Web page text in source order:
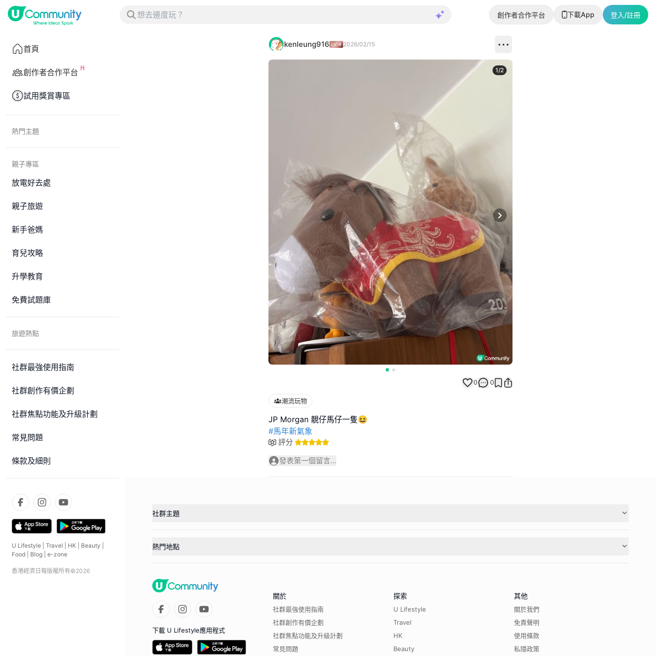
創作者合作平台 下載App 登入/註冊
首頁
創作者合作平台
試用獎賞專區
熱門主題
親子專區
放電好去處
親子旅遊
新手爸媽
育兒攻略
升學教育
免費試題庫
旅遊熱點
社群最強使用指南
社群創作有價企劃
社群焦點功能及升級計劃
常見問題
條款及細則
U Lifestyle Travel HK Beauty
Food
Blog e-zone
香港經濟日報版權所有©2026
kenleung916 2026/02/15
Next slide
1/2
0 0
潮流玩物
#馬年新氣象
評分
發表第一個留言...
社群主題
熱門地點
下載 U Lifestyle應用程式
關於
社群最強使用指南
社群創作有價企劃
社群焦點功能及升級計劃
常見問題
探索
U Lifestyle
Travel
HK
Beauty
其他
關於我們
免責聲明
使用條款
私隱政策